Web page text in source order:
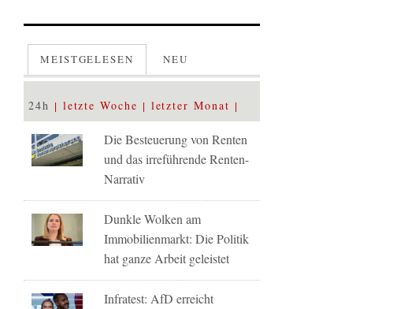
MEISTGELESEN NEU
24h letzte Woche letzter Monat
Die Besteuerung von Renten
und das irreführende Renten-
Narrativ
Dunkle Wolken am
Immobilienmarkt: Die Politik
hat ganze Arbeit geleistet
Infratest: AfD erreicht